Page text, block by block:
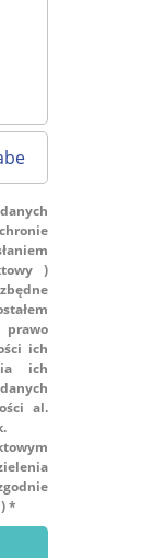
)
prawo
ich
ich
al.
*